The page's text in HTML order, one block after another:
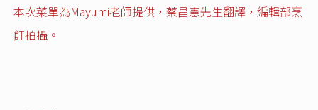
本次菜單為Mayumi老師提供，蔡昌憲先生翻譯，編輯部烹
飪拍攝。